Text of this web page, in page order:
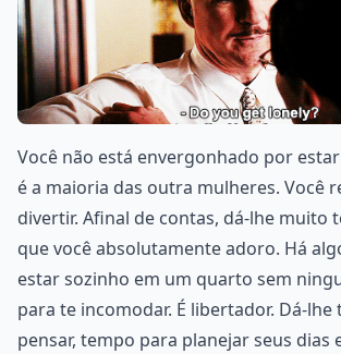
Você não está envergonhado por
é a maioria das outra mulheres. Você
divertir. Afinal de contas, dá-lhe muito
que você absolutamente adoro. Há
estar sozinho em um quarto sem
para te incomodar. É libertador. Dá-lhe
pensar, tempo para planejar seus dias